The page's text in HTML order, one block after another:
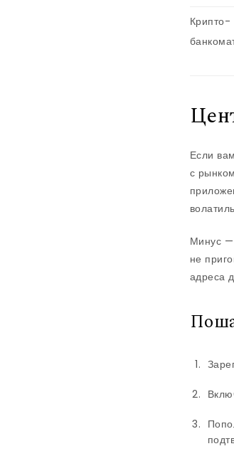
Крипто-
Если
с
Минус —
не
адреса